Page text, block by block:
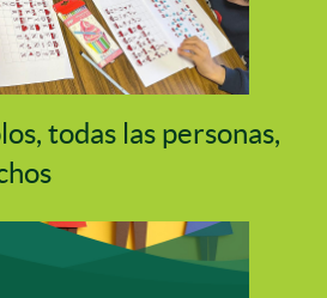
todas las personas,